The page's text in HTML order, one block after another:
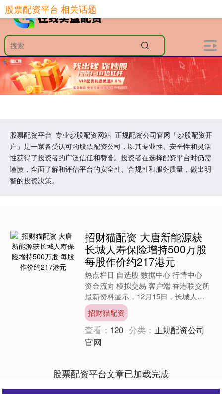
股票配资平台_专业炒股配资网站_正规配资公司官网「炒股配资开
户」是一家备受认可的股票配资公司，以其专业性、安全性和灵活
性获得了投资者的广泛信任和赞誉。投资者在选择配资平台时仍需
谨慎，全面了解和评估平台的安全性、合规性和服务质量，做出明
智的投资决策。
股票配资平台 相关话题
招财猫配资 大唐新能源获
长城人寿保险增持500万股
每股作价约217港元
热点栏目 自选股 数据中心 行情中心
资金流向 模拟交易 客户端 香港联交所
最新资料显示，12月15日，长城人寿
保险股份有限公司增持大唐新能源
（01798）50....
招财猫配资
查看： 120 分类： 正规配资公司
官网
股票配资平台文章已加载完成